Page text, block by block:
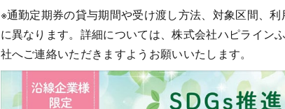
※通勤定期券の貸与期間や受け渡し方法、対象区間、
に異なります。詳細については、株式会社ハピライン
社へご連絡いただきますようお願いいたします。